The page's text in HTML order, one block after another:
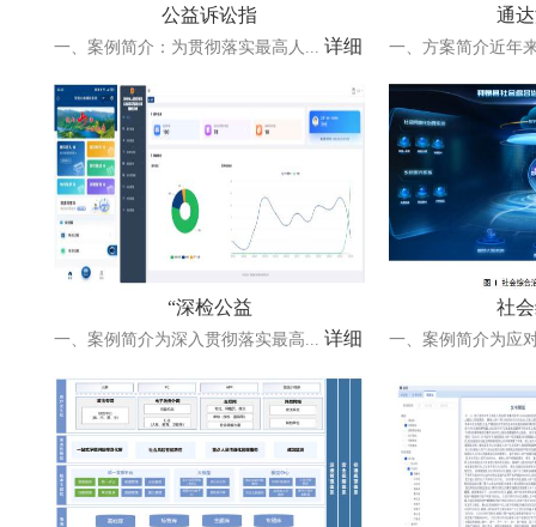
公益诉讼指
一、案例简介：为贯彻落实最高人... 详细
通
一、方案简介近年
“深检公益
一、案例简介为深入贯彻落实最高... 详细
社
一、案例简介为应